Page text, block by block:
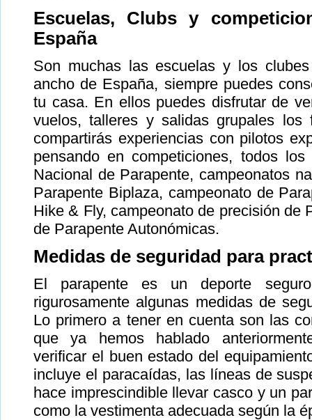
Escuelas, Clubs y
España
Son muchas las escuelas y los
ancho de España, siempre puedes
tu casa. En ellos puedes disfrutar de
vuelos, talleres y salidas grupales los
compartirás experiencias con pilotos
pensando en competiciones, todos
Nacional de Parapente, campeonatos
Parapente Biplaza, campeonato de
Hike & Fly, campeonato de precisión de
de Parapente Autonómicas.
Medidas de seguridad para
El parapente es un deporte
rigurosamente algunas medidas de
Lo primero a tener en cuenta son las
que ya hemos hablado
verificar el buen estado del
incluye el paracaídas, las líneas de
hace imprescindible llevar casco y un
como la vestimenta adecuada según la